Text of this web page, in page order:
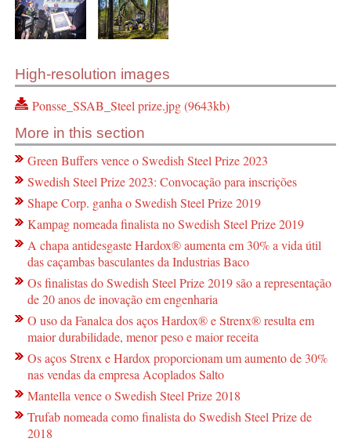
High-resolution images
Ponsse_SSAB_Steel prize.jpg (9643kb)
More in this section
Green Buffers vence o Swedish Steel Prize 2023
Swedish Steel Prize 2023: Convocação para inscrições
Shape Corp. ganha o Swedish Steel Prize 2019
Kampag nomeada finalista no Swedish Steel Prize 2019
A chapa antidesgaste Hardox® aumenta em 30% a vida útil
das caçambas basculantes da Industrias Baco
Os finalistas do Swedish Steel Prize 2019 são a representação
de 20 anos de inovação em engenharia
O uso da Fanalca dos aços Hardox® e Strenx® resulta em
maior durabilidade, menor peso e maior receita
Os aços Strenx e Hardox proporcionam um aumento de 30%
nas vendas da empresa Acoplados Salto
Mantella vence o Swedish Steel Prize 2018
Trufab nomeada como finalista do Swedish Steel Prize de
2018